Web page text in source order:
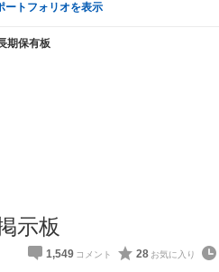
ートフォリオを表示
期保有板
示板
1,549 28